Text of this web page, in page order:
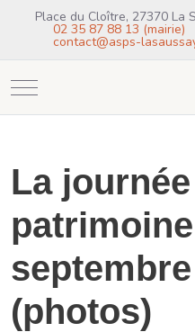
Place du Cloître, 27370 La
02 35 87 88 13 (mairie)
contact@asps-
Mobile Menu Toggle
La
(photos)